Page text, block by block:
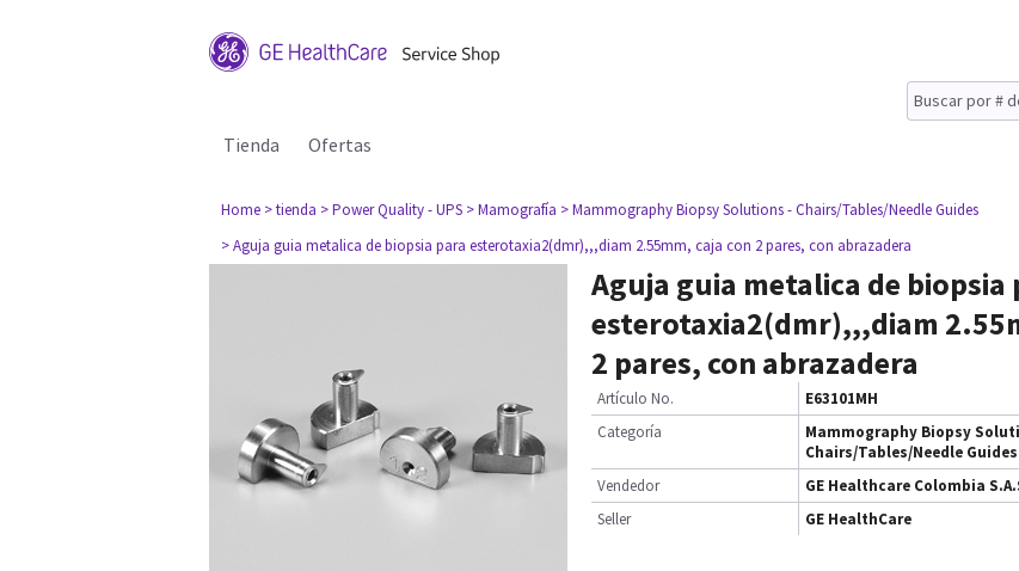
Tienda Ofertas
Home > tienda > Power Quality - UPS > Mamografía > Mammography Biopsy Solutions - Chairs/Tables/Needle Guides
> Aguja guia metalica de biopsia para esterotaxia2(dmr),,,diam 2.55mm, caja con 2 pares, con abrazadera
Aguja guia metalica de biopsia
esterotaxia2(dmr),,,diam
2 pares, con abrazadera
Artículo No.
E63101MH
Categoría
Mammography Biopsy
Chairs/Tables/Needle Guides
Vendedor
GE Healthcare Colombia
Seller
GE HealthCare